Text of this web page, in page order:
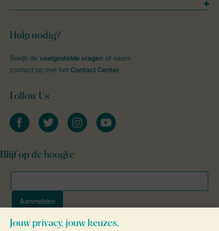
Hulp nodig?
Bekijk de veelgestelde vragen of neem
contact op met het Contact Center.
Follow Us
facebooktwitter instagramyoutube
Blijf op de hoogte